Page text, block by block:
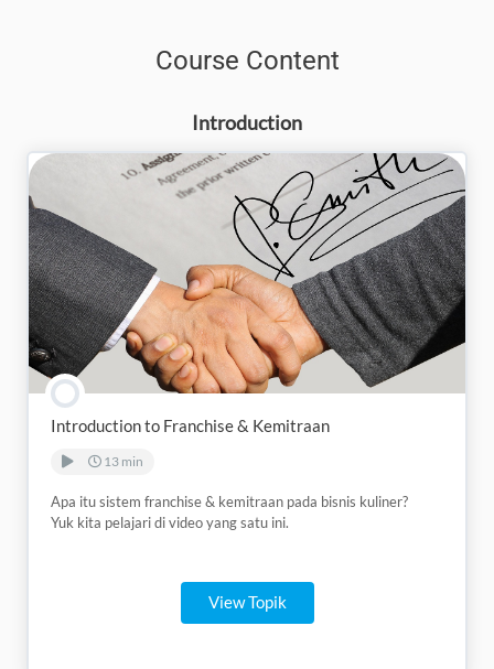
Course Content
Introduction
Introduction to Franchise & Kemitraan
13 min
Apa itu sistem franchise & kemitraan pada bisnis kuliner?
Yuk kita pelajari di video yang satu ini.
View Topik